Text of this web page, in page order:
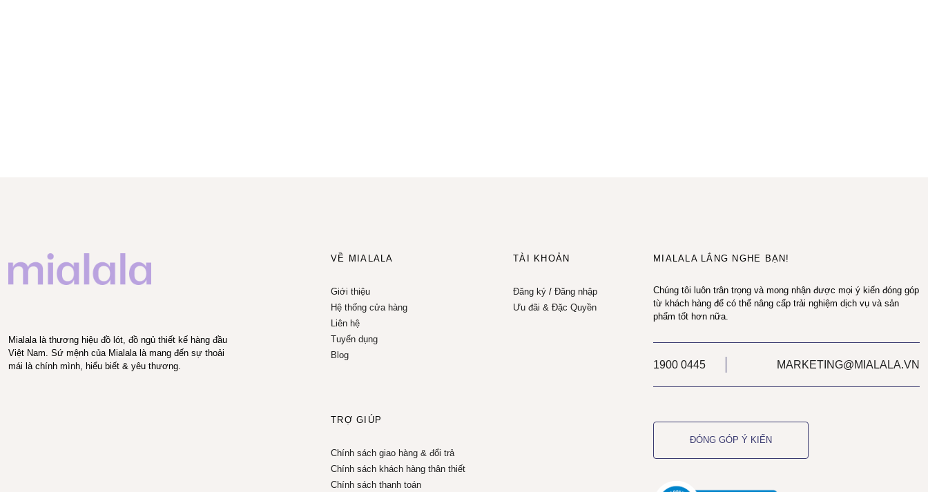
Mialala là thương hiệu đồ lót, đồ ngủ thiết kế hàng đầu
Việt Nam. Sứ mệnh của Mialala là mang đến sự thoải
mái là chính mình, hiểu biết & yêu thương.
VỀ MIALALA
Giới thiệu
Hệ thống cửa hàng
Liên hệ
Tuyển dụng
Blog
TÀI KHOẢN
Đăng ký/ Đăng nhập
Ưu đãi & Đặc Quyền
TRỢ GIÚP
Chính sách giao hàng & đổi trả
Chính sách khách hàng thân thiết
Chính sách thanh toán
MIALALA LẮNG NGHE BẠN!
Chúng tôi luôn trân trọng và mong nhận được mọi ý kiến đóng góp
từ khách hàng để có thể nâng cấp trải nghiệm dịch vụ và sản
phẩm tốt hơn nữa.
1900 0445 MARKETING@MIALALA.VN
ĐÓNG GÓP Ý KIẾN